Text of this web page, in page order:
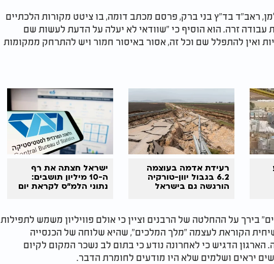
ראב"ד בד"ץ בני ברק, פרסם מכתב דומה, בו ציטט מקורות הלכתיים
עבודה זרה. הוא הוסיף כי "שוודאי לא יעלה על הדעת לעשות שם
ואין להתפלל שם וכל זה, אסור באיסור חמור ויש להתרחק ממקומות
רעידת אדמה בעוצמה
6.2 בגבול יוון-טורקיה
הורגשה גם בישראל
ישראל חצתה את רף
ה-10 מיליון תושבים:
נתוני הלמ"ס לקראת יום
בירך על ההחלטה של הרבנים וציין כי אולם פוויליון משמש לתפילות
הקוראת לעצמה "מלך המלכים", שהיא שלוחה של הכנסייה
הדגיש כי לאחרונה נודע כי בתום לב נשכר המקום לקיום
יראים ושלמים שלא היו מודעים לחומרת הדבר.